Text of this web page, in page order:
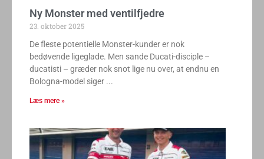
Ny Monster med ventilfjedre
23. oktober 2025
De fleste potentielle Monster-kunder er nok
bedøvende ligeglade. Men sande Ducati-disciple –
ducatisti – græder nok snot lige nu over, at endnu en
Bologna-model siger
Læs mere »